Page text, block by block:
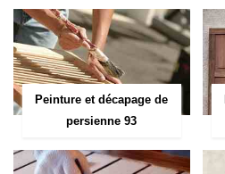
Peinture et décapage de
persienne 93